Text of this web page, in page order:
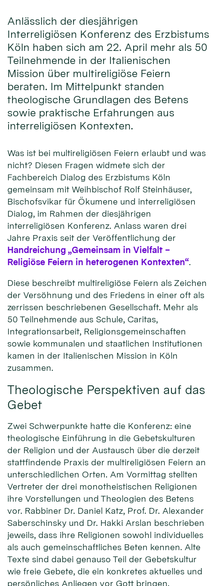
Anlässlich der diesjährigen
Interreligiösen Konferenz des Erzbistums
Köln haben sich am 22. April mehr als 50
Teilnehmende in der Italienischen
Mission über multireligiöse Feiern
beraten. Im Mittelpunkt standen
theologische Grundlagen des Betens
sowie praktische Erfahrungen aus
interreligiösen Kontexten.
Was ist bei multireligiösen Feiern erlaubt und was
nicht? Diesen Fragen widmete sich der
Fachbereich Dialog des Erzbistums Köln
gemeinsam mit Weihbischof Rolf Steinhäuser,
Bischofsvikar für Ökumene und interreligiösen
Dialog, im Rahmen der diesjährigen
interreligiösen Konferenz. Anlass waren drei
Jahre Praxis seit der Veröffentlichung der
Handreichung „Gemeinsam in Vielfalt –
Religiöse Feiern in heterogenen Kontexten“.
Diese beschreibt multireligiöse Feiern als Zeichen
der Versöhnung und des Friedens in einer oft als
zerrissen beschriebenen Gesellschaft. Mehr als
50 Teilnehmende aus Schule, Caritas,
Integrationsarbeit, Religionsgemeinschaften
sowie kommunalen und staatlichen Institutionen
kamen in der Italienischen Mission in Köln
zusammen.
Theologische Perspektiven auf das
Gebet
Zwei Schwerpunkte hatte die Konferenz: eine
theologische Einführung in die Gebetskulturen
der Religion und der Austausch über die derzeit
stattfindende Praxis der multireligiösen Feiern an
unterschiedlichen Orten. Am Vormittag stellten
Vertreter der drei monotheistischen Religionen
ihre Vorstellungen und Theologien des Betens
vor. Rabbiner Dr. Daniel Katz, Prof. Dr. Alexander
Saberschinsky und Dr. Hakki Arslan beschrieben
jeweils, dass ihre Religionen sowohl individuelles
als auch gemeinschaftliches Beten kennen. Alte
Texte sind dabei genauso Teil der Gebetskultur
wie freie Gebete, die ein konkretes aktuelles und
persönliches Anliegen vor Gott bringen.